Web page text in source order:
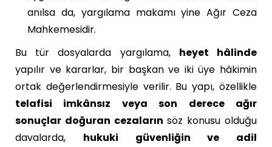
anılsa da, yargılama makamı yine Ağır Ceza
Mahkemesidir.
Bu tür dosyalarda yargılama, heyet hâlinde
yapılır ve kararlar, bir başkan ve iki üye hâkimin
ortak değerlendirmesiyle verilir. Bu yapı, özellikle
telafisi imkânsız veya son derece ağır
sonuçlar doğuran cezaların söz konusu olduğu
davalarda, hukuki güvenliğin ve adil